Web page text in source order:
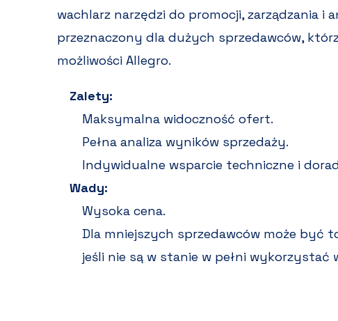
wachlarz narzędzi do promocji, zarządzania i
przeznaczony dla dużych sprzedawców,
możliwości Allegro.
Zalety:
Maksymalna widoczność ofert.
Pełna analiza wyników sprzedaży.
Indywidualne wsparcie techniczne i
Wady:
Wysoka cena.
Dla mniejszych sprzedawców może być
jeśli nie są w stanie w pełni